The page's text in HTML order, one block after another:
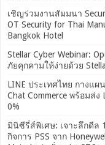
เชิญร่วมงานสัมมนา
OT Security for Thai
Bangkok Hotel
Stellar Cyber Webinar:
ภัยคุกคามให้ง่ายด้วย
LINE ประเทศไทย กางแผ
Chat Commerce พร้อมส่
0%
มินิซีรี่ส์พิเศษ: เจาะลึกดีล
กิจการ PSS จาก